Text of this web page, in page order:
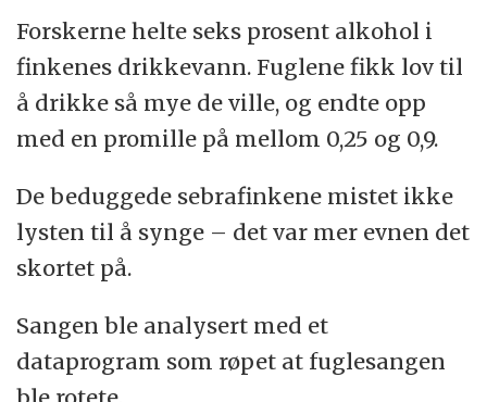
Forskerne helte seks prosent alkohol i
finkenes drikkevann. Fuglene fikk lov til
å drikke så mye de ville, og endte opp
med en promille på mellom 0,25 og 0,9.
De beduggede sebrafinkene mistet ikke
lysten til å synge – det var mer evnen det
skortet på.
Sangen ble analysert med et
dataprogram som røpet at fuglesangen